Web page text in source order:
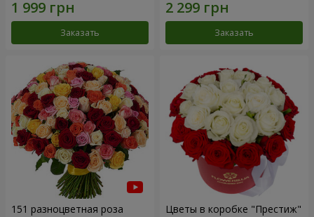
Заказать Заказать
151 разноцветная роза Цветы в коробке "Престиж"